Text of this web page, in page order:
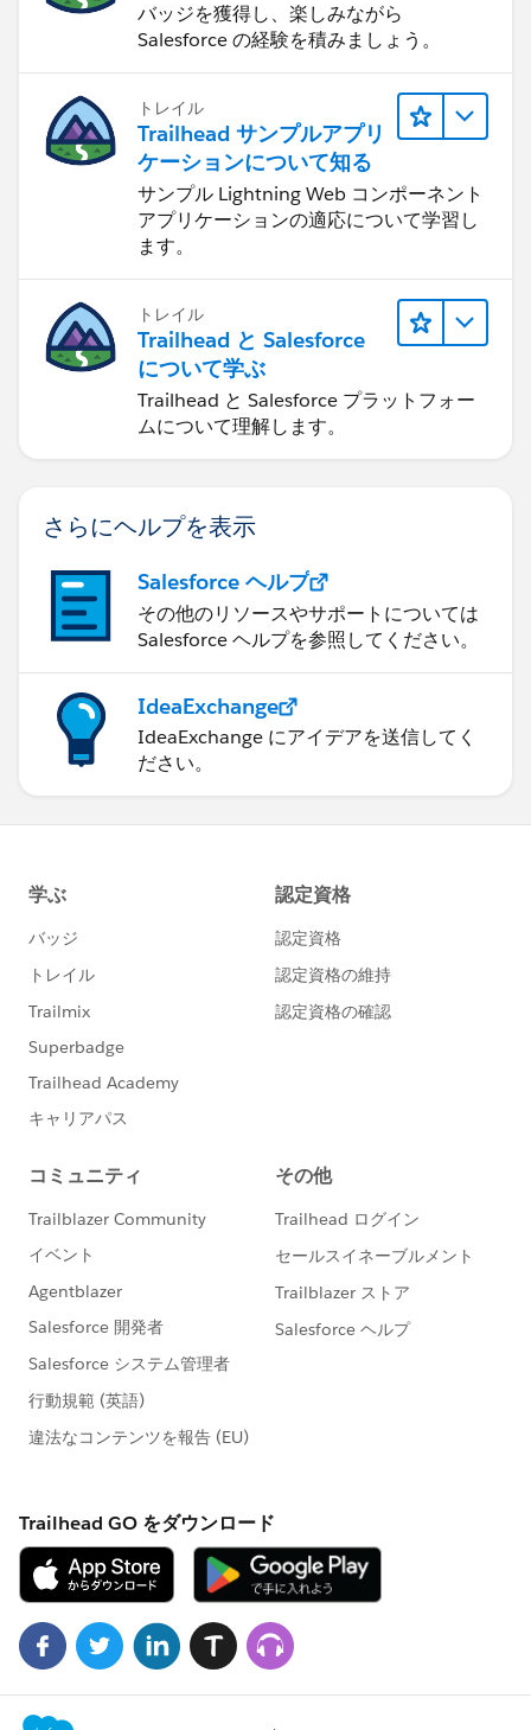
バッジを獲得し、楽しみながら
Salesforce の経験を積みましょう。
トレイル
Trailhead サンプルアプリ
ケーションについて知る
サンプル Lightning Web コンポーネント
アプリケーションの適応について学習し
ます。
トレイル
Trailhead と Salesforce
について学ぶ
Trailhead と Salesforce プラットフォー
ムについて理解します。
さらにヘルプを表示
Salesforce ヘルプ
その他のリソースやサポートについては
Salesforce ヘルプを参照してください。
IdeaExchange
IdeaExchange にアイデアを送信してく
ださい。